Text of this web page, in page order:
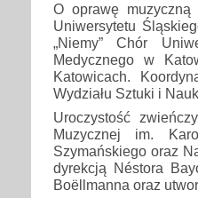
O oprawę muzyczną
Uniwersytetu
„Niemy” Chór
Medycznego w
Katowicach.
Wydziału Sztuki i
Uroczystość
Muzycznej im.
Szymańskiego oraz
dyrekcją Néstora
Boëllmanna oraz